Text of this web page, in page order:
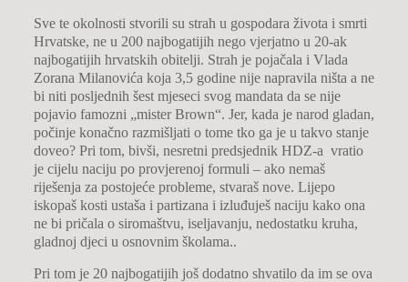
Sve te okolnosti stvorili su strah u gospodara života i smrti
Hrvatske, ne u 200 najbogatijih nego vjerjatno u 20-ak
najbogatijih hrvatskih obitelji. Strah je pojačala i Vlada
Zorana Milanovića koja 3,5 godine nije napravila ništa a ne
bi niti posljednih šest mjeseci svog mandata da se nije
pojavio famozni „mister Brown“. Jer, kada je narod gladan,
počinje konačno razmišljati o tome tko ga je u takvo stanje
doveo? Pri tom, bivši, nesretni predsjednik HDZ-a vratio
je cijelu naciju po provjerenoj formuli – ako nemaš
riješenja za postojeće probleme, stvaraš nove. Lijepo
iskopaš kosti ustaša i partizana i izluđuješ naciju kako ona
ne bi pričala o siromaštvu, iseljavanju, nedostatku kruha,
gladnoj djeci u osnovnim školama..
Pri tom je 20 najbogatijih još dodatno shvatilo da im se ova